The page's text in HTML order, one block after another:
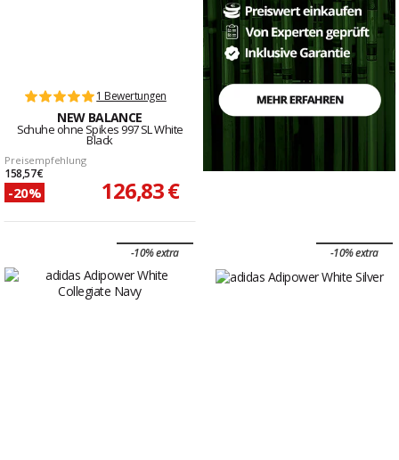
1 Bewertungen
NEW BALANCE
Schuhe ohne Spikes 997 SL White
Black
Preisempfehlung
158,57 €
-20% 126,83 €
-10% extra -10% extra